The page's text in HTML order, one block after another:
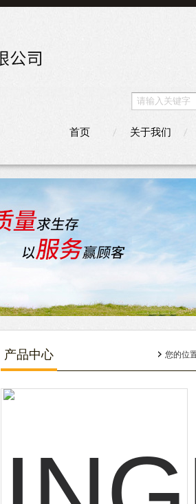
首页 关于我们
产品中心 您的位